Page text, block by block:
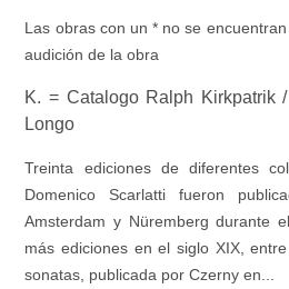
Área personal
Las obras con un * no se
audición de la obra
K. = Catalogo Ralph Kirkpatrik
Longo
Treinta ediciones de diferentes
Domenico Scarlatti fueron
Amsterdam y Nüremberg durante
más ediciones en el siglo XIX,
sonatas, publicada por Czerny en...